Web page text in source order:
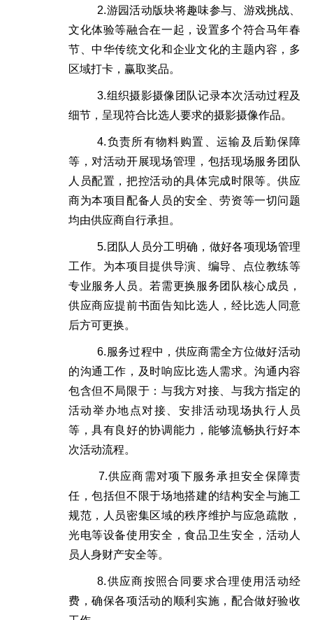
2.游园活动版块将趣味参与、游戏挑战、
文化体验等融合在一起，设置多个符合马年春
节、中华传统文化和企业文化的主题内容，多
区域打卡，赢取奖品。
3.组织摄影摄像团队记录本次活动过程及
细节，呈现符合比选人要求的摄影摄像作品。
4.负责所有物料购置、运输及后勤保障
等，对活动开展现场管理，包括现场服务团队
人员配置，把控活动的具体完成时限等。供应
商为本项目配备人员的安全、劳资等一切问题
均由供应商自行承担。
5. 团队人员分工明确，做好各项现场管理
工作。为本项目提供导演、编导、点位教练等
专业服务人员。若需更换服务团队核心成员，
供应商应提前书面告知比选人 ，经比选人 同意
后方可更换。
6. 服务过程中，供应商需全方位做好活动
的沟通工作，及时响应比选人 需求。沟通内容
包含但不局限于：与我方对接、与我方指定的
活动举办地点对接、安排活动现场执行人员
等，具有良好的协调能力，能够流畅执行好本
次活动流程。
7.供应商需对项下服务承担安全保障责
任，包括但不限于场地搭建的结构安全与施工
规范，人员密集区域的秩序维护与应急疏散，
光电等设备使用安全，食品卫生安全，活动人
员人身财产安全等。
8.供应商按照合同要求合理使用活动经
费，确保各项活动的顺利实施，配合做好验收